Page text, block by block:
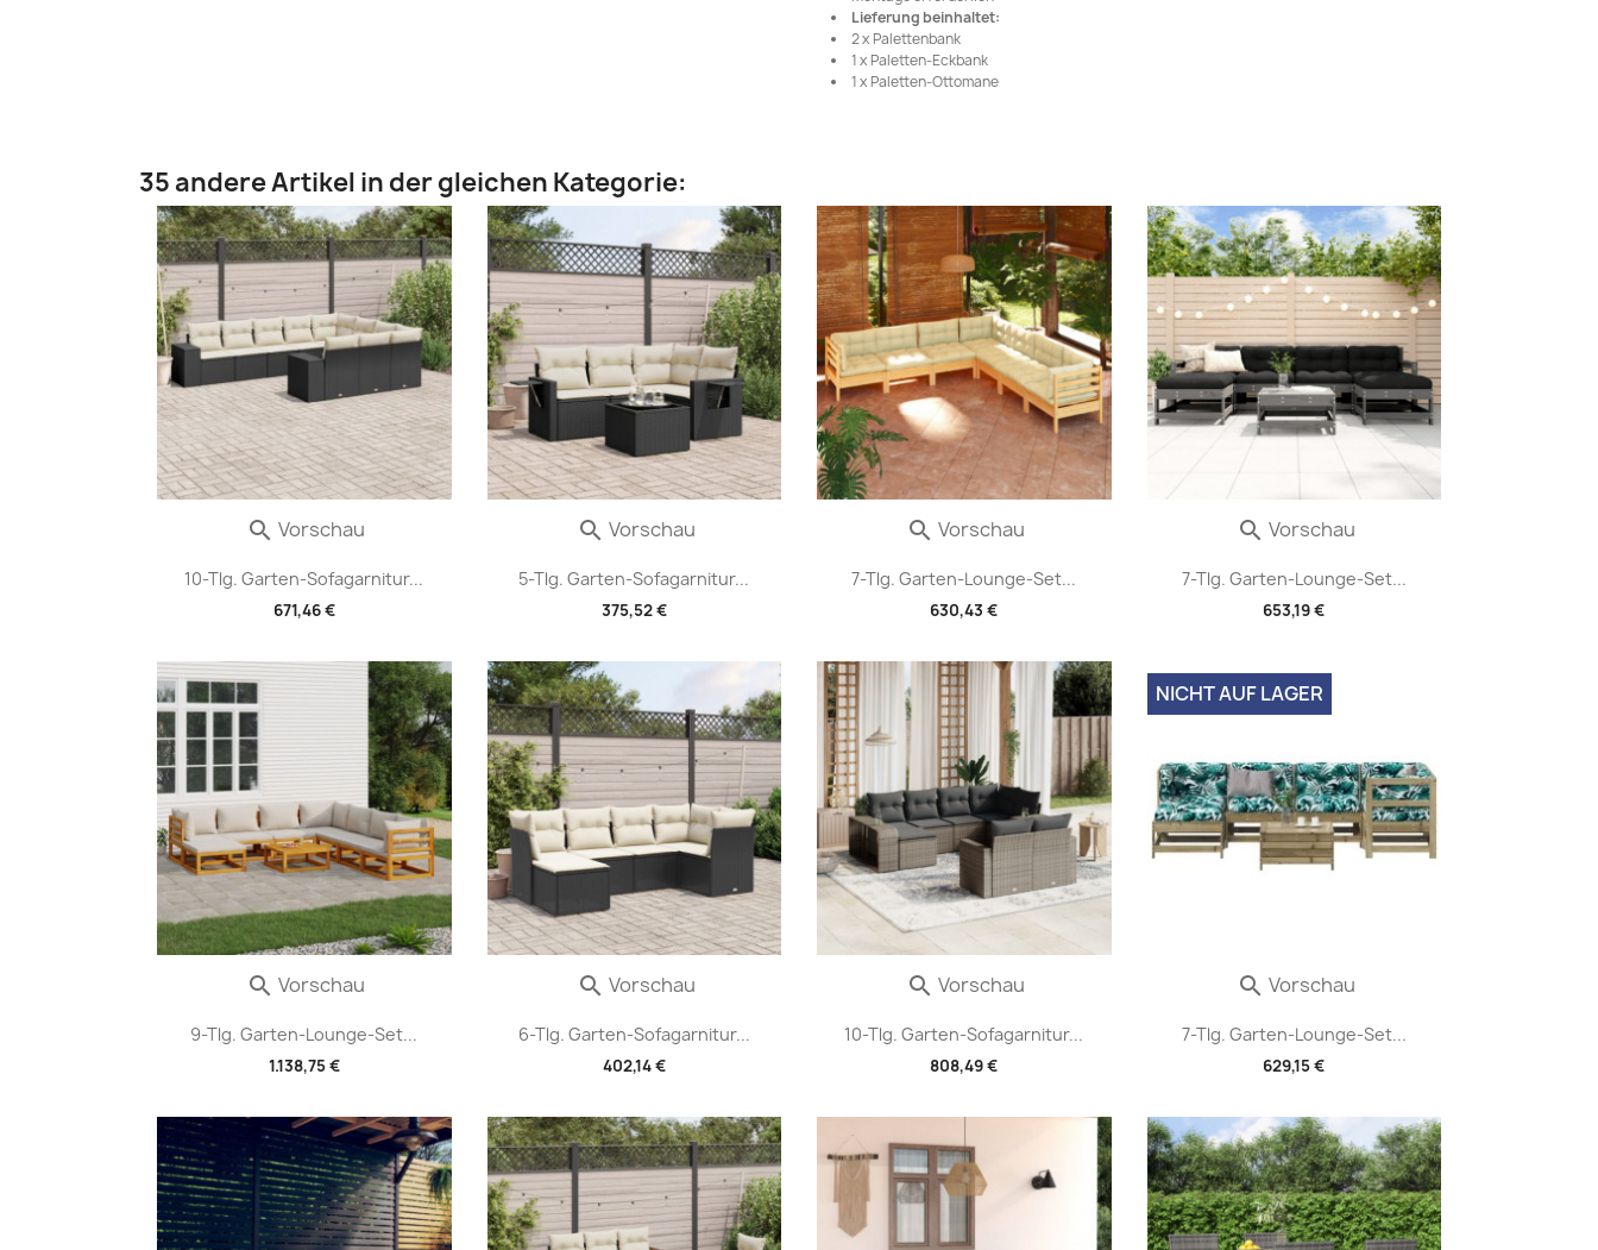
Lieferung beinhaltet:
2 x Palettenbank
1 x Paletten-Eckbank
1 x Paletten-Ottomane
35 andere Artikel in der gleichen Kategorie:
10-Tlg. Garten-Sofagarnitur...
671,46 €
 Vorschau
5-Tlg. Garten-Sofagarnitur...
375,52 €
 Vorschau
7-Tlg. Garten-Lounge-Set...
630,43 €
 Vorschau
7-Tlg. Garten-Lounge-Set...
653,19 €
 Vorschau
9-Tlg. Garten-Lounge-Set...
1.138,75 €
 Vorschau
6-Tlg. Garten-Sofagarnitur...
402,14 €
 Vorschau
10-Tlg. Garten-Sofagarnitur...
808,49 €
 Vorschau
7-Tlg. Garten-Lounge-Set...
629,15 €
NICHT AUF LAGER
 Vorschau